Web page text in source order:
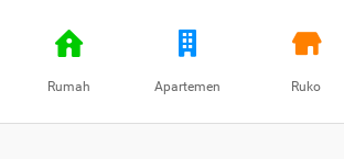
Rumah Apartemen Ruko